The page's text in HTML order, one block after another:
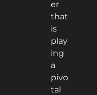
er
that
is
play
ing
a
pivo
tal